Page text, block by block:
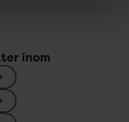
inom